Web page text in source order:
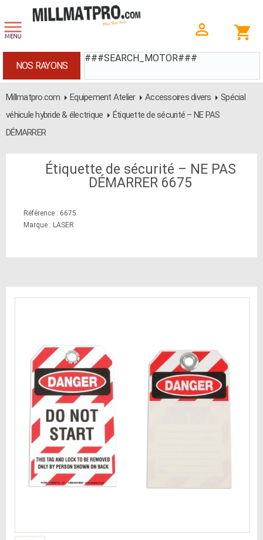
###SEARCH_MOTOR###
NOS RAYONS
Millmatpro.com Equipement Atelier Accessoires divers
Spécial
véhicule hybride & électrique
Étiquette de sécurité – NE PAS
DÉMARRER
Étiquette de sécurité – NE PAS
DÉMARRER 6675
Référence : 6675
Marque : LASER